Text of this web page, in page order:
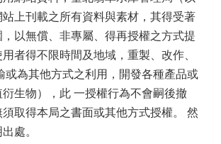
上刊載之所有資料與素材，其得受著
以無償、非專屬、得再授權之方式提
者得不限時間及地域，重製、改作、
或為其他方式之利用，開發各種產品或
衍生物），此 一授權行為不會嗣後撤
取得本局之書面或其他方式授權。 然
處。